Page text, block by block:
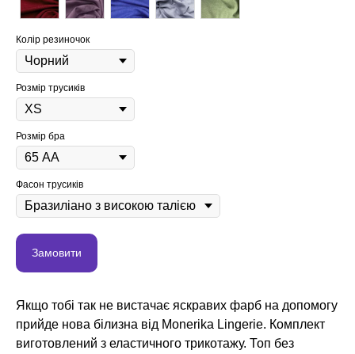
Колір резиночок
Розмір трусиків
Розмір бра
Фасон трусиків
Замовити
Якщо тобі так не вистачає яскравих фарб на допомогу
прийде нова білизна від Monerika Lingerie. Комплект
виготовлений з еластичного трикотажу. Топ без